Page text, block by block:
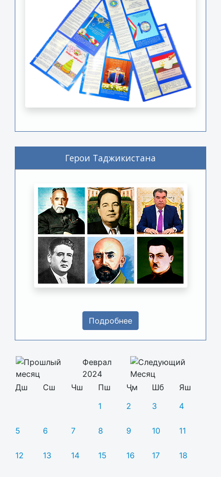
Герои Таджикистана
Подробнее
Феврал
2024
Дш
Сш Чш Пш Ҷм Шб
Яш
1
2 3 4
5 6 7 8 9 10 11
12 13 14 15 16 17 18